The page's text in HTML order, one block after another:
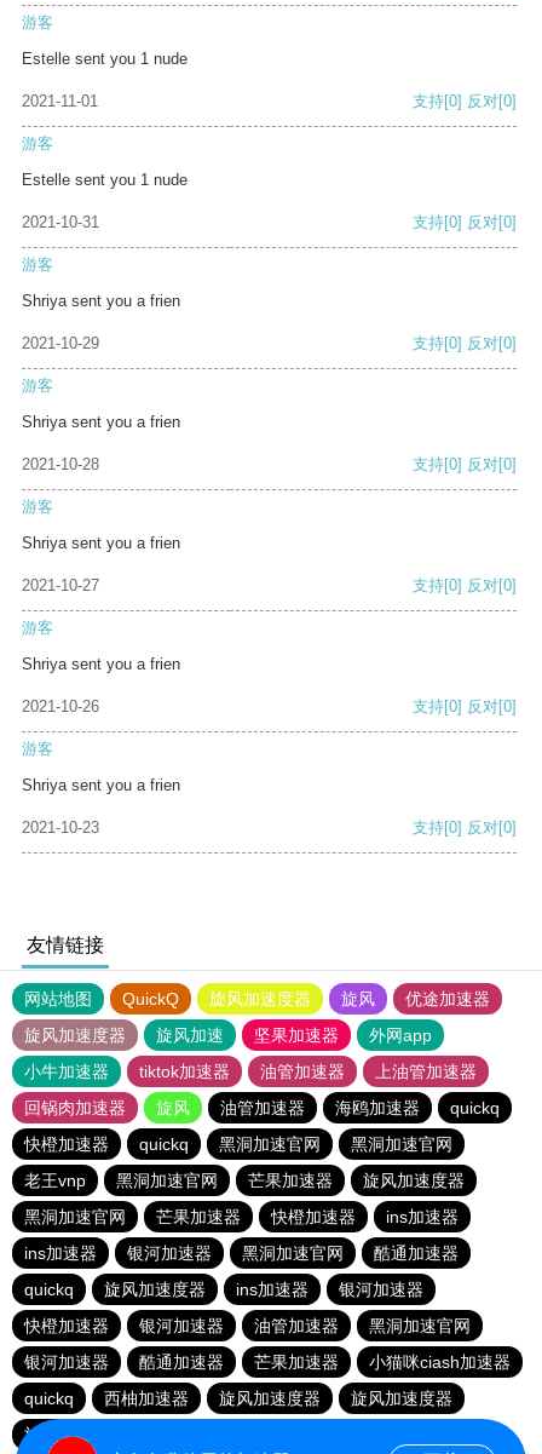
游客
Estelle sent you 1 nude
2021-11-01 支持[0] 反对[0]
游客
Estelle sent you 1 nude
2021-10-31 支持[0] 反对[0]
游客
Shriya sent you a frien
2021-10-29 支持[0] 反对[0]
游客
Shriya sent you a frien
2021-10-28 支持[0] 反对[0]
游客
Shriya sent you a frien
2021-10-27 支持[0] 反对[0]
游客
Shriya sent you a frien
2021-10-26 支持[0] 反对[0]
游客
Shriya sent you a frien
2021-10-23 支持[0] 反对[0]
友情链接
网站地图 QuickQ 旋风加速度器 旋风
优途加速器
旋风加速度器
旋风加速 坚果加速器
外网app
小牛加速器
tiktok加速器 油管加速器
上油管加速器
回锅肉加速器
旋风 油管加速器 海鸥加速器
quickq
快橙加速器
quickq 黑洞加速官网
黑洞加速官网
老王vnp
黑洞加速官网 芒果加速器
旋风加速度器
黑洞加速官网
芒果加速器 快橙加速器
ins加速器
ins加速器
银河加速器 黑洞加速官网
酷通加速器
quickq
旋风加速度器 ins加速器
银河加速器
快橙加速器
银河加速器 油管加速器
黑洞加速官网
银河加速器
酷通加速器 芒果加速器
小猫咪ciash加速器
quickq
西柚加速器 旋风加速度器
旋风加速度器
旋风加速度器